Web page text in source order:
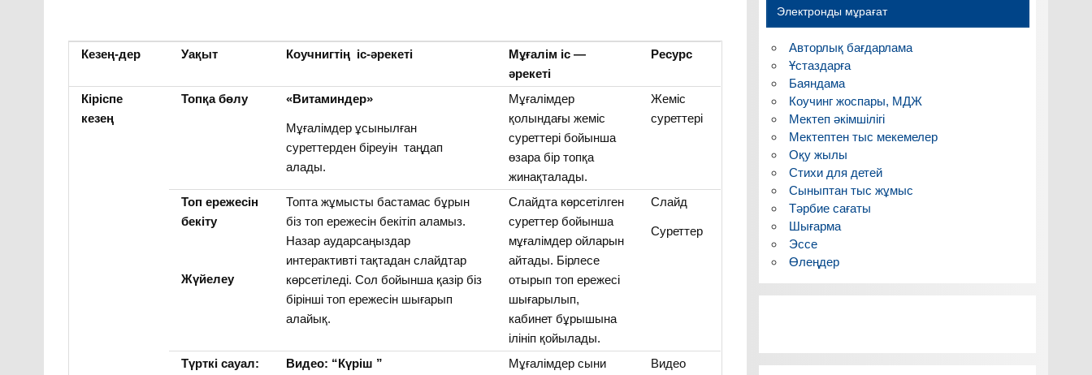
Кезең-дер Уақыт Коучнигтің іс-әрекеті Мұғалім іс—
әрекеті
Ресурс
Кіріспе
кезең
Топқа бөлу «Витаминдер»
Мұғалімдер ұсынылған
суреттерден біреуін таңдап
алады.
Мұғалімдер
қолындағы жеміс
суреттері бойынша
өзара бір топқа
жинақталады.
Жеміс
суреттері
Топ ережесін
бекіту
Жүйелеу
Топта жұмысты бастамас бұрын
біз топ ережесін бекітіп аламыз.
Назар аударсаңыздар
интерактивті тақтадан слайдтар
көрсетіледі. Сол бойынша қазір біз
бірінші топ ережесін шығарып
алайық.
Слайдта көрсетілген
суреттер бойынша
мұғалімдер ойларын
айтады. Бірлесе
отырып топ ережесі
шығарылып,
кабинет бұрышына
ілініп қойылады.
Слайд
Суреттер
Түрткі сауал: Видео: “Күріш ”
Мұғалімдер сыни
Видео
Электронды мұрағат
Авторлық бағдарлама
Ұстаздарға
Баяндама
Коучинг жоспары, МДЖ
Мектеп әкімшілігі
Мектептен тыс мекемелер
Оқу жылы
Стихи для детей
Сыныптан тыс жұмыс
Тәрбие сағаты
Шығарма
Эссе
Өлеңдер